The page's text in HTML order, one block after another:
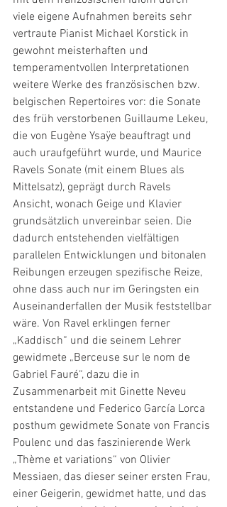
viele eigene Aufnahmen bereits sehr
vertraute Pianist Michael Korstick in
gewohnt meisterhaften und
temperamentvollen Interpretationen
weitere Werke des französischen bzw.
belgischen Repertoires vor: die Sonate
des früh verstorbenen Guillaume Lekeu,
die von Eugène Ysaÿe beauftragt und
auch uraufgeführt wurde, und Maurice
Ravels Sonate (mit einem Blues als
Mittelsatz), geprägt durch Ravels
Ansicht, wonach Geige und Klavier
grundsätzlich unvereinbar seien. Die
dadurch entstehenden vielfältigen
parallelen Entwicklungen und bitonalen
Reibungen erzeugen spezifische Reize,
ohne dass auch nur im Geringsten ein
Auseinanderfallen der Musik feststellbar
wäre. Von Ravel erklingen ferner
„Kaddisch“ und die seinem Lehrer
gewidmete „Berceuse sur le nom de
Gabriel Fauré“, dazu die in
Zusammenarbeit mit Ginette Neveu
entstandene und Federico García Lorca
posthum gewidmete Sonate von Francis
Poulenc und das faszinierende Werk
„Thème et variations“ von Olivier
Messiaen, das dieser seiner ersten Frau,
einer Geigerin, gewidmet hatte, und das